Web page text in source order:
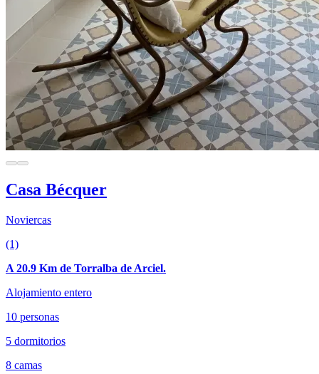
Casa Bécquer
Noviercas
(1)
A 20.9 Km de Torralba de Arciel.
Alojamiento entero
10 personas
5 dormitorios
8 camas